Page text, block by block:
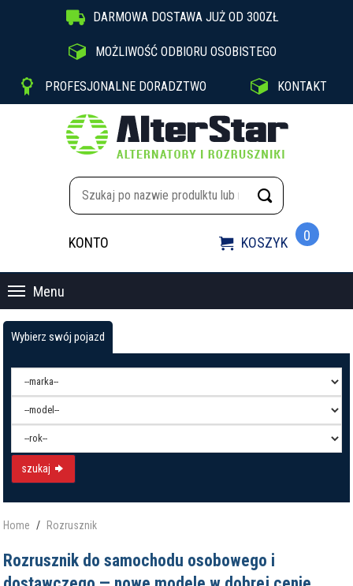
 DARMOWA DOSTAWA JUŻ OD 300ZŁ
 MOŻLIWOŚĆ ODBIORU OSOBISTEGO
 PROFESJONALNE DORADZTWO  KONTAKT
KONTO  KOSZYK 0
Menu
Wybierz swój pojazd
szukaj
Home Rozrusznik
Rozrusznik do samochodu osobowego i